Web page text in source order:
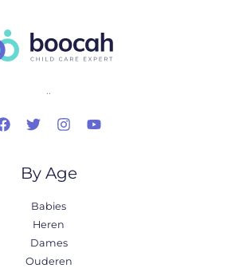
..
By Age
Babies
Heren
Dames
Ouderen